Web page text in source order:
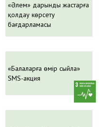
«Әлем» дарынды жастарға
қолдау көрсету
бағдарламасы
«Балаларға өмір сыйла»
SMS-акция